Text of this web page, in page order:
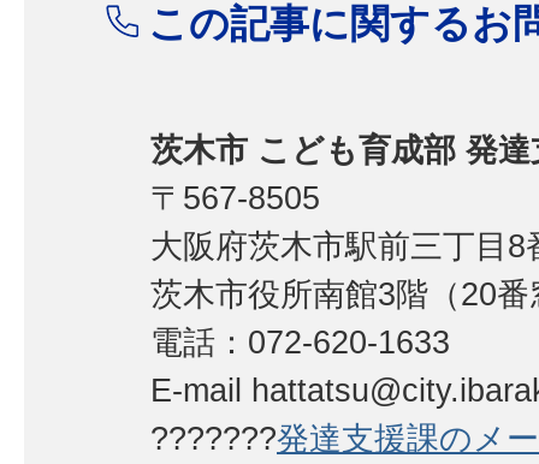
この記事に関するお
茨木市 こども育成部 発達
〒567-8505
大阪府茨木市駅前三丁目8
茨木市役所南館3階（20番
電話：072-620-1633
E-mail
???????発達支援課のメ